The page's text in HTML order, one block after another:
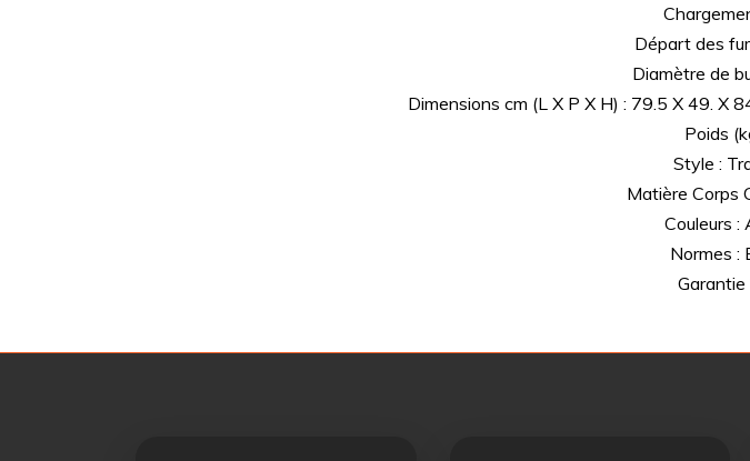
Départ des
Diamètre de
Dimensions cm (L X P X H) : 79.5 X 49. X
Poids
Style :
Matière Corps
Couleurs :
Normes :